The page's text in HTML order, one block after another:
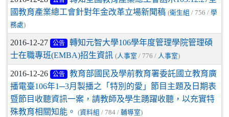
國教育產業總工會針對年金改革立場新聞稿 (衛生組 / 756 / 學
務處)
2016-12-27 公告
轉知元智大學106學年度管理學院管理碩
士在職專班(EMBA)招生資訊 (人事室 / 776 / 人事室)
2016-12-26 公告
教育部國民及學前教育署委託國立教育廣
播電臺106年1─3月製播之「特別的愛」節目主題及日期表
暨節目收聽資訊一案，請教師及學生踴躍收聽，以充實特
殊教育相關知能。
(資料組 / 784 / 輔導室)